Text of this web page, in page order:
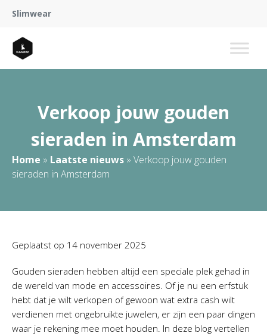
Slimwear
Verkoop jouw gouden
sieraden in Amsterdam
Home » Laatste nieuws » Verkoop jouw gouden
sieraden in Amsterdam
Geplaatst op 14 november 2025
Gouden sieraden hebben altijd een speciale plek gehad in
de wereld van mode en accessoires. Of je nu een erfstuk
hebt dat je wilt verkopen of gewoon wat extra cash wilt
verdienen met ongebruikte juwelen, er zijn een paar dingen
waar je rekening mee moet houden. In deze blog vertellen